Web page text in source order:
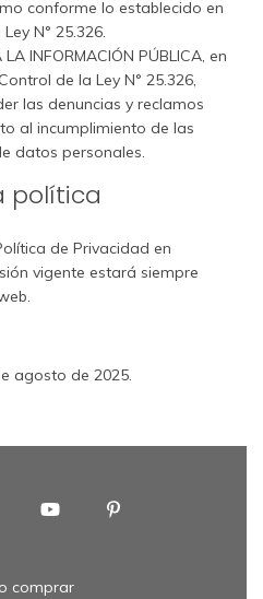
conforme lo establecido en
N° 25.326.
INFORMACIÓN PÚBLICA, en
de la Ley N° 25.326,
las denuncias y reclamos
al incumplimiento de las
datos personales.
política
de Privacidad en
vigente estará siempre
agosto de 2025.
comprar